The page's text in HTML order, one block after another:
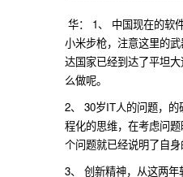
华： 1、 中国现在的软
小米步枪，注意这里的
达国家已经到达了平坦
么做呢。
2、 30岁IT人的问题，
程化的思维，在考虑问
个问题就已经说明了自
3、 创新精神，从这两